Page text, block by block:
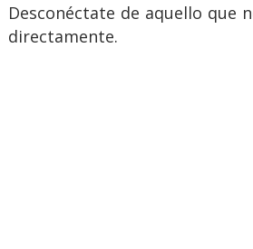
Desconéctate de aquello que
directamente.